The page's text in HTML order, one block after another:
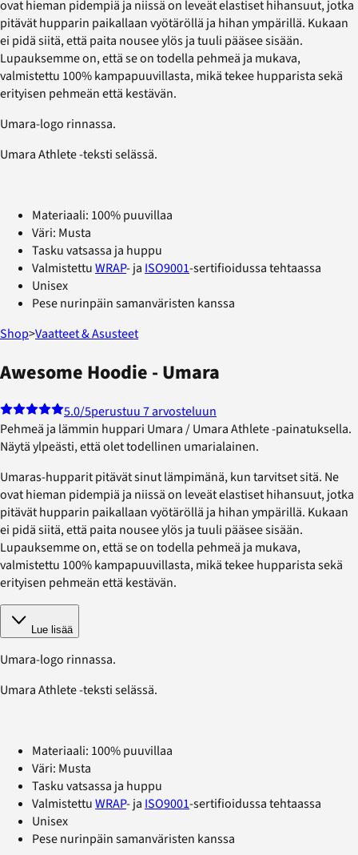
ovat hieman pidempiä ja niissä on leveät elastiset hihansuut, jotka
pitävät hupparin paikallaan vyötäröllä ja hihan ympärillä. Kukaan
ei pidä siitä, että paita nousee ylös ja tuuli pääsee sisään.
Lupauksemme on, että se on todella pehmeä ja mukava,
valmistettu 100% kampapuuvillasta, mikä tekee hupparista sekä
erityisen pehmeän että kestävän.
Umara-logo rinnassa.
Umara Athlete -teksti selässä.
Materiaali: 100% puuvillaa
Väri: Musta
Tasku vatsassa ja huppu
ValmistettuWRAP- ja ISO9001-sertifioidussa tehtaassa
Unisex
Pese nurinpäin samanväristen kanssa
Shop>Vaatteet & Asusteet
Awesome Hoodie - Umara
5.0/5perustuu 7 arvosteluun
Pehmeä ja lämmin huppari Umara / Umara Athlete -painatuksella.
Näytä ylpeästi, että olet todellinen umarialainen.
Umaras-hupparit pitävät sinut lämpimänä, kun tarvitset sitä. Ne
ovat hieman pidempiä ja niissä on leveät elastiset hihansuut, jotka
pitävät hupparin paikallaan vyötäröllä ja hihan ympärillä. Kukaan
ei pidä siitä, että paita nousee ylös ja tuuli pääsee sisään.
Lupauksemme on, että se on todella pehmeä ja mukava,
valmistettu 100% kampapuuvillasta, mikä tekee hupparista sekä
erityisen pehmeän että kestävän.
Lue lisää
Umara-logo rinnassa.
Umara Athlete -teksti selässä.
Materiaali: 100% puuvillaa
Väri: Musta
Tasku vatsassa ja huppu
ValmistettuWRAP- ja ISO9001-sertifioidussa tehtaassa
Unisex
Pese nurinpäin samanväristen kanssa